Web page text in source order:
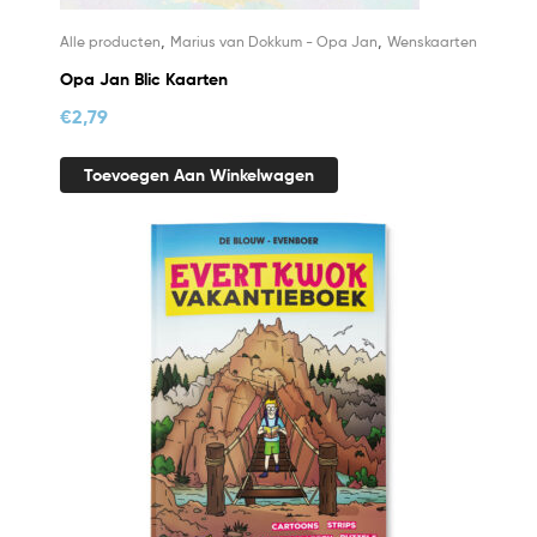
Alle producten Marius van Dokkum - Opa Jan Wenskaarten
Opa Jan Blic Kaarten
€2,79
Toevoegen Aan Winkelwagen